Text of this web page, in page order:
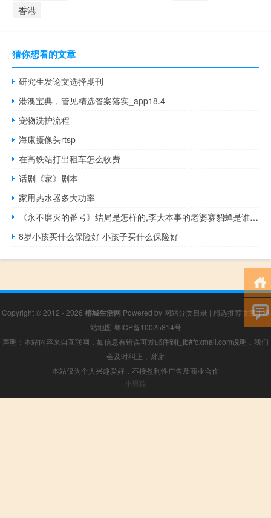
香港
猜你想看的文章
研究生发论文选择期刊
港澳宝典，管见精选答案落实_app18.4
宠物洗护流程
海康摄像头rtsp
在高铁站打出租车怎么收费
话剧《家》剧本
家用热水器多大功率
《永不磨灭的番号》结局是怎样的,李大本事的老婆赛貂蝉是谁演的 永不磨灭的番号李大本事
8岁小孩买什么保险好 小孩子买什么保险好
Copyright © 2012 - 2026 榕城生活网 Powered by 网站分类目录 | 精选推荐文章|网
站地图 粤ICP备10025814号
声明：本站内容来自互联网，如信息有错误可发邮件到f_fb#foxmail.com说明，我们
会及时纠正，谢谢
本站仅为个人兴趣爱好，不接盈利性广告及商业合作
小男孩